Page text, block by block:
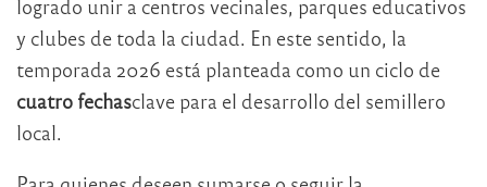
logrado unir a centros vecinales, parques educativos
y clubes de toda la ciudad. En este sentido, la
temporada 2026 está planteada como un ciclo de
cuatro fechasclave para el desarrollo del semillero
local.